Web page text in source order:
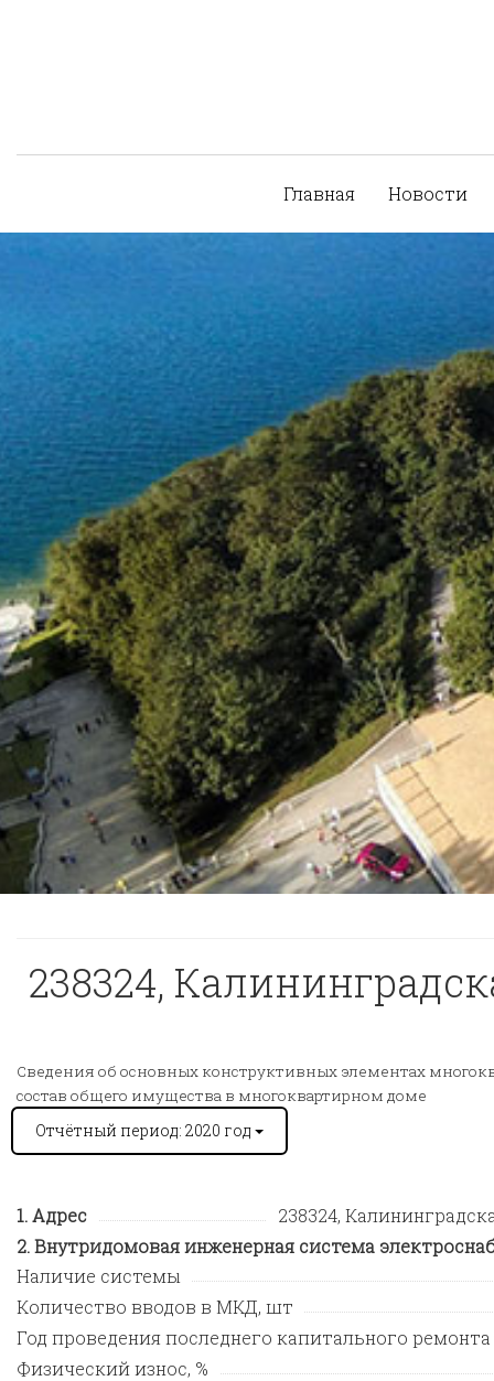
Главная Новости
238324,
Сведения об основных конструктивных элементах
состав общего имущества в многоквартирном доме
Отчётный период: 2020 год
Адрес
238324,
Внутридомовая инженерная система
Наличие системы
Количество вводов в МКД, шт
Год проведения последнего капитального ремонта
Физический износ, %